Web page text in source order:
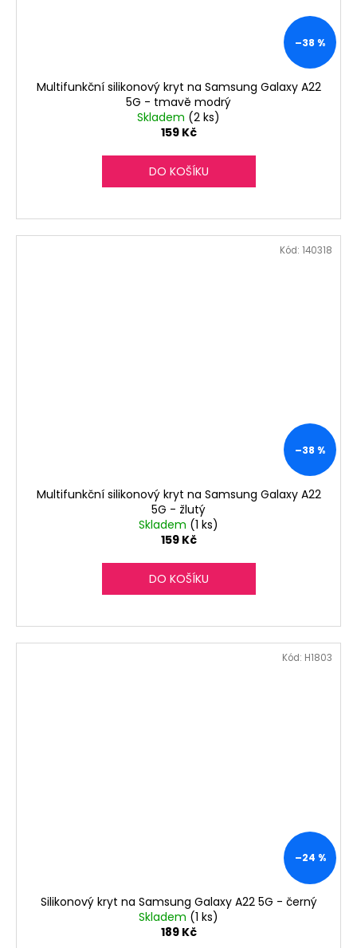
–38 %
Multifunkční silikonový kryt na Samsung Galaxy A22
5G - tmavě modrý
Skladem (2 ks)
159 Kč
DO KOŠÍKU
–38 %
Multifunkční silikonový kryt na Samsung Galaxy A22
5G - žlutý
Skladem (1 ks)
159 Kč
DO KOŠÍKU
Kód: 140318
–24 %
Silikonový kryt na Samsung Galaxy A22 5G - černý
Skladem (1 ks)
189 Kč
Kód: H1803